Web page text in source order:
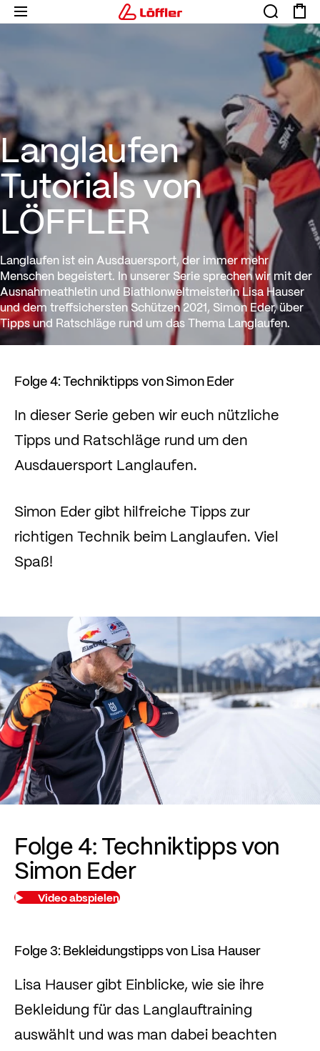
Langlaufen Tutorials von
Langlaufen
Tutorials von
LÖFFLER
Langlaufen ist ein Ausdauersport, der immer mehr
Menschen begeistert. In unserer Serie sprechen wir mit der
Ausnahmeathletin und Biathlonweltmeisterin Lisa Hauser
und dem treffsichersten Schützen 2021, Simon Eder, über
Tipps und Ratschläge rund um das Thema Langlaufen.
Folge 4: Techniktipps von Simon Eder
In dieser Serie geben wir euch nützliche
Tipps und Ratschläge rund um den
Ausdauersport Langlaufen.
Simon Eder gibt hilfreiche Tipps zur
richtigen Technik beim Langlaufen. Viel
Spaß!
Folge 4: Techniktipps von
Simon Eder
Video abspielen
Folge 3: Bekleidungstipps von Lisa Hauser
Lisa Hauser gibt Einblicke, wie sie ihre
Bekleidung für das Langlauftraining
auswählt und was man dabei beachten